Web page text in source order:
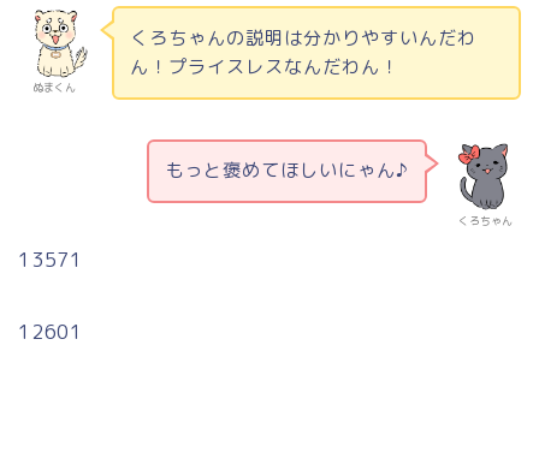
ぬまくん
くろちゃんの説明は分かりやすいんだわ
ん！プライスレスなんだわん！
くろちゃん
もっと褒めてほしいにゃん♪
13571
12601